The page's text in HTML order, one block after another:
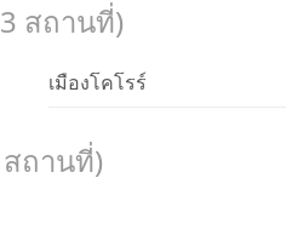
3 สถานที่)
เมืองโคโรร์
สถานที่)